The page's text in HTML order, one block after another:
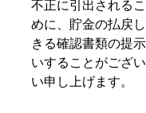
不正に引出される
めに、貯金の払戻
きる確認書類の提
いすることがござ
い申し上げます。